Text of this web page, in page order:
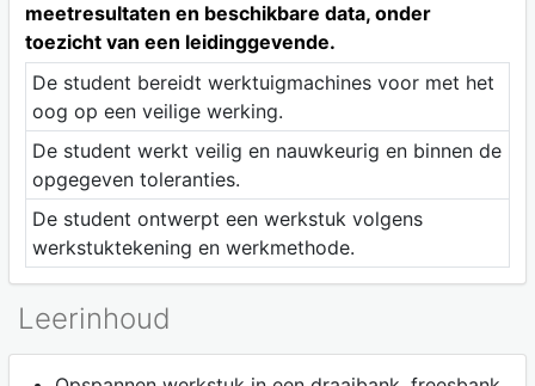
meetresultaten en beschikbare data, onder
toezicht van een leidinggevende.
De student bereidt werktuigmachines voor met het
oog op een veilige werking.
De student werkt veilig en nauwkeurig en binnen de
opgegeven toleranties.
De student ontwerpt een werkstuk volgens
werkstuktekening en werkmethode.
Leerinhoud